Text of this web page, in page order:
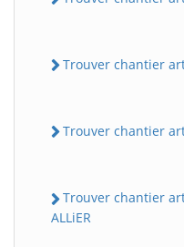
Trouver chantier
Trouver chantier
Trouver chantier
ALLiER